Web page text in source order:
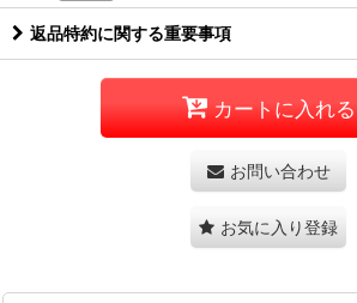
返品特約に関する重要事項
カートに入れる
お問い合わせ
お気に入り登録